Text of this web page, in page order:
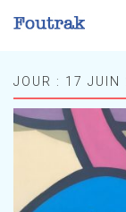
JOUR : 17 JUIN